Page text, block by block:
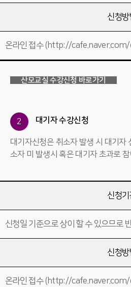
신청방
온라인 접수 (http://
산모교실 수강신청 바로가기
2 대기자 수강신청
대기자신청은 취소자 발생 시 대기자
소자 미 발생시 혹은 대기자 초과로 참
신청기
신청일 기준으로 상이 할 수 있으므로
신청방
온라인 접수 (http://cafe.naver.com/